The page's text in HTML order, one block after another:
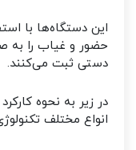
این دستگاه‌ها با
حضور و غیاب را به
دستی ثبت می‌کنند.
در زیر به نحوه
انواع مختلف